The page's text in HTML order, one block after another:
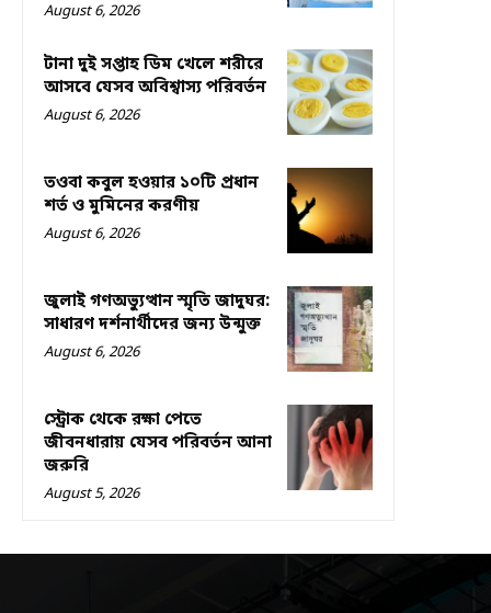
August 6, 2026
টানা দুই সপ্তাহ ডিম খেলে শরীরে
আসবে যেসব অবিশ্বাস্য পরিবর্তন
August 6, 2026
তওবা কবুল হওয়ার ১০টি প্রধান
শর্ত ও মুমিনের করণীয়
August 6, 2026
জুলাই গণঅভ্যুত্থান স্মৃতি জাদুঘর:
সাধারণ দর্শনার্থীদের জন্য উন্মুক্ত
August 6, 2026
স্ট্রোক থেকে রক্ষা পেতে
জীবনধারায় যেসব পরিবর্তন আনা
জরুরি
August 5, 2026